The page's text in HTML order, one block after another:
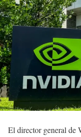
El director general de